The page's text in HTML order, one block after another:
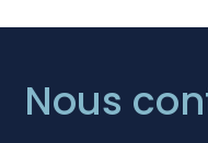
Nous